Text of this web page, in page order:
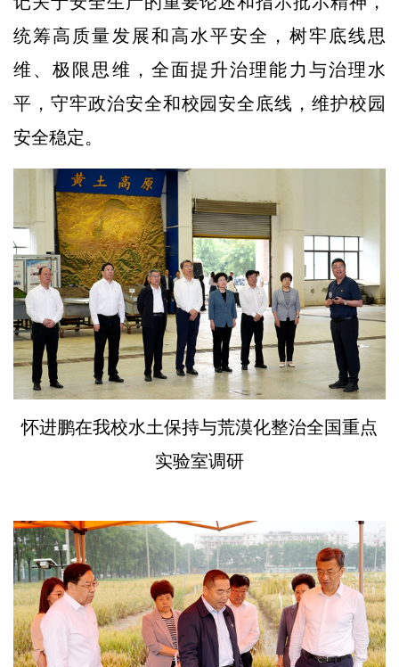
统筹高质量发展和高水平安全，树牢底线思
维、极限思维，全面提升治理能力与治理水
平，守牢政治安全和校园安全底线，维护校园
安全稳定。
怀进鹏在我校水土保持与荒漠化整治全国重点
实验室调研